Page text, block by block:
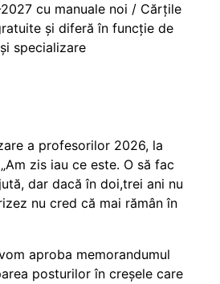
cu manuale noi / Cărțile
și diferă în funcție de
specializare
a profesorilor 2026, la
zis iau ce este. O să fac
dar dacă în doi,trei ani nu
nu cred că mai rămân în
aproba memorandumul
posturilor în creșele care